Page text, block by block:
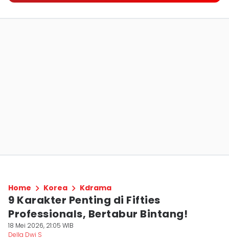
Home Korea Kdrama
9 Karakter Penting di Fifties
Professionals, Bertabur Bintang!
18 Mei 2026, 21:05 WIB
Della Dwi S